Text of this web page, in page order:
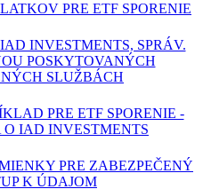
PRE ETF SPORENIE
INVESTMENTS, SPRÁV.
POSKYTOVANÝCH
SLUŽBÁCH
PRE ETF SPORENIE -
IAD INVESTMENTS
PRE ZABEZPEČENÝ
K ÚDAJOM